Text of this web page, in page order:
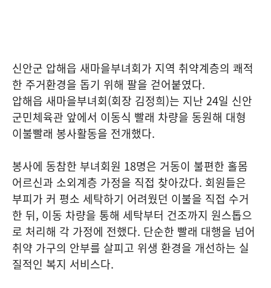
신안군 압해읍 새마을부녀회가 지역 취약계층의 쾌적
한 주거환경을 돕기 위해 팔을 걷어붙였다.
압해읍 새마을부녀회(회장 김정희)는 지난 24일 신안
군민체육관 앞에서 이동식 빨래 차량을 동원해 대형
이불빨래 봉사활동을 전개했다.
봉사에 동참한 부녀회원 18명은 거동이 불편한 홀몸
어르신과 소외계층 가정을 직접 찾아갔다. 회원들은
부피가 커 평소 세탁하기 어려웠던 이불을 직접 수거
한 뒤, 이동 차량을 통해 세탁부터 건조까지 원스톱으
로 처리해 각 가정에 전했다. 단순한 빨래 대행을 넘어
취약 가구의 안부를 살피고 위생 환경을 개선하는 실
질적인 복지 서비스다.